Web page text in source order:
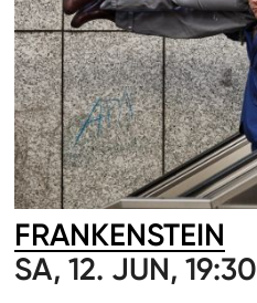
FRANKENSTEIN
SA, 12. JUN, 19:30